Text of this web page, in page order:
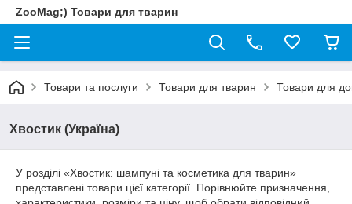
ZooMag;) Товари для тварин
Товари та послуги Товари для тварин Товари для
Хвостик (Україна)
У розділі «Хвостик: шампуні та косметика для тварин»
представлені товари цієї категорії. Порівнюйте призначення,